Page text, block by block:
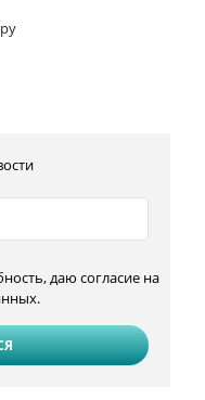
даю согласие на